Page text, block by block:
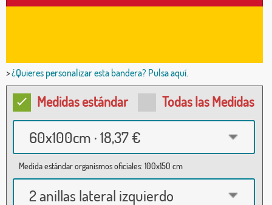
>¿Quieres personalizar esta bandera? Pulsa aquí.
Medidas estándar Todas las Medidas
60x100cm · 18,37 €
Medida estándar organismos oficiales: 100x150 cm
2 anillas lateral izquierdo